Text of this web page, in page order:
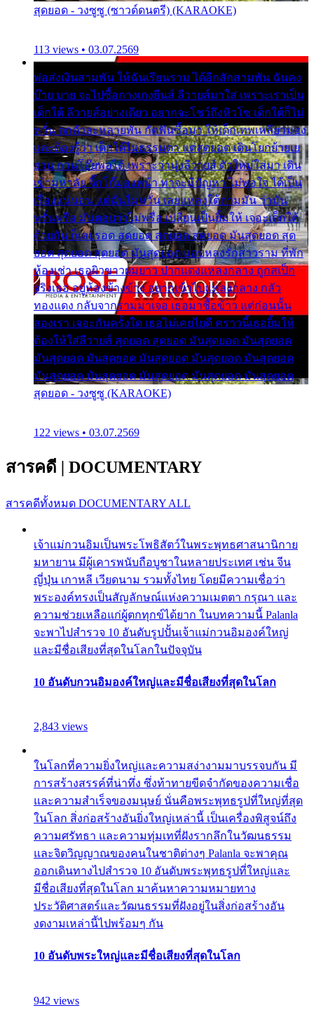
สุดยอด - วงซูซู (ซาวด์ดนตรี) (KARAOKE)
113 views • 03.07.2569
พ่อส่งเงินสามพัน ให้ฉันเรียนราม ได้อีกสักสามพัน ฉันคง
บ๊าย บาย จะไปซื้อกางเกงยีนส์ ลีวายส์มาใส่ เพราะเราเป็น
เด็กใต้ ลีวายส์อย่างเดียว อยากจะโชว์ถึงหิวโซ เด็กใต้ก็ไม่
หวั่น ตกตัวละหลายพัน กัดฟันซื้อมา ให้เด็กเทพเหลียวมอง
และต้องรู้ว่า เด็กใต้ไม่ธรรมดา แต่สุดยอด เดินโยกย้ายเย
ยวน กวนโอ๊ยพอได้ เพราะว่านุ่งลีวายส์ ตัวใหม่ใส่มา เดิน
เข้ามหาลัย จิ๊กโก๊มองหน้า ท่าจะมีปัญหา ไม่พอใจ ได้เป็น
เรื่องแน่นอน แต่ฉันไม่หวั่น เลยแหลงใต้ถามมัน ว่ามัน
พรั่นพรือ มันตอบว่าไม่พรื่อ เปลี่ยนเป็นยิ้มให้ เจอะเด็กใต้
ด้วยกัน ก็เลยรอด สุดยอด สุดยอด สุดยอด มันสุดยอด สุด
ยอด สุดยอด สุดยอด มันสุดยอด แอบหลงรักสาวราม ที่พัก
ห้องเช่า เธอผิวขาวผมยาว ปากแดงแหลงกลาง ถูกสเป็ก
จริงเธอ อยู่ห้องข้างข้าง อยากเข้าไปแหลงกลาง กลัว
ทองแดง กลับจากรามมาเจอ เธอมาซื้อข้าว แต่ก่อนนั้น
สองเรา เจอะกันครั้งใด เธอไม่เคยไยดี คราวนี้เธอยิ้มให้
ต้องให้ใส่ลีวายส์ สุดยอด สุดยอด มันสุดยอด มันสุดยอด
มันสุดยอด มันสุดยอด มันสุดยอด มันสุดยอด มันสุดยอด
มันสุดยอด มันสุดยอด มันสุดยอด มันสุดยอด มันสุดยอด
สุดยอด - วงซูซู (KARAOKE)
122 views • 03.07.2569
สารคดี | DOCUMENTARY
สารคดีทั้งหมด DOCUMENTARY ALL
เจ้าแม่กวนอิมเป็นพระโพธิสัตว์ในพระพุทธศาสนานิกาย
มหายาน มีผู้เคารพนับถือบูชาในหลายประเทศ เช่น จีน
ญี่ปุ่น เกาหลี เวียดนาม รวมทั้งไทย โดยมีความเชื่อว่า
พระองค์ทรงเป็นสัญลักษณ์แห่งความเมตตา กรุณา และ
ความช่วยเหลือแก่ผู้ตกทุกข์ได้ยาก ในบทความนี้ Palanla
จะพาไปสำรวจ 10 อันดับรูปปั้นเจ้าแม่กวนอิมองค์ใหญ่
และมีชื่อเสียงที่สุดในโลกในปัจจุบัน
10 อันดับกวนอิมองค์ใหญ่และมีชื่อเสียงที่สุดในโลก
2,843 views
ในโลกที่ความยิ่งใหญ่และความสง่างามมาบรรจบกัน มี
การสร้างสรรค์ที่น่าทึ่ง ซึ่งท้าทายขีดจำกัดของความเชื่อ
และความสำเร็จของมนุษย์ นั่นคือพระพุทธรูปที่ใหญ่ที่สุด
ในโลก สิ่งก่อสร้างอันยิ่งใหญ่เหล่านี้ เป็นเครื่องพิสูจน์ถึง
ความศรัทธา และความทุ่มเทที่ฝังรากลึกในวัฒนธรรม
และจิตวิญญาณของคนในชาติต่างๆ Palanla จะพาคุณ
ออกเดินทางไปสำรวจ 10 อันดับพระพุทธรูปที่ใหญ่และ
มีชื่อเสียงที่สุดในโลก มาค้นหาความหมายทาง
ประวัติศาสตร์และวัฒนธรรมที่ฝังอยู่ในสิ่งก่อสร้างอัน
งดงามเหล่านี้ไปพร้อมๆ กัน
10 อันดับพระใหญ่และมีชื่อเสียงที่สุดในโลก
942 views